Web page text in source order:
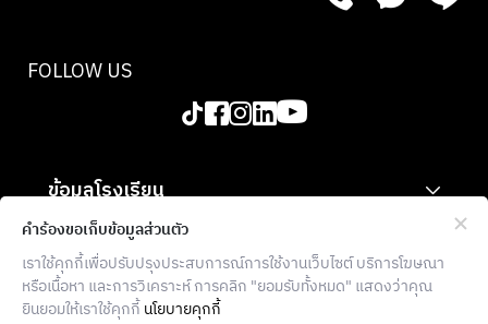
เรียนรู้
ว่าการใช้
ได้รับ
การดูแล
และปรุง
อย่าง
พิถีพิถัน
ข้อมูลโรงเรียน
สำหรับองค์กร
ข้อมูลเพิ่มเติม
FOLLOW US
คำร้องขอเก็บข้อมูลส่วนตัว
เราใช้คุกกี้เพื่อปรับปรุงประสบการณ์การใช้งานเว็บไซต์ บริการโฆษณา
หรือเนื้อหา และการวิเคราะห์ การคลิก "ยอมรับทั้งหมด" แสดงว่าคุณ
ยินยอมให้เราใช้คุกกี้นโยบายคุกกี้